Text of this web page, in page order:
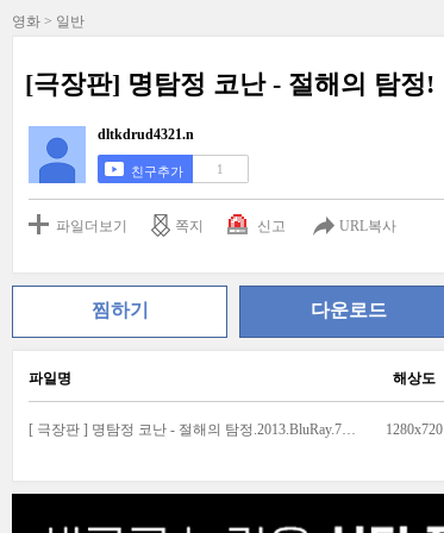
영화 > 일반
[극장판] 명탐정 코난 - 절해의 탐정!
dltkdrud4321.n
친구추가 1
파일더보기 쪽지 신고 URL복사
찜하기 다운로드
파일명 해상도
[ 극장판 ] 명탐정 코난 - 절해의 탐정.2013.BluRay.720p.mkv 1280x720